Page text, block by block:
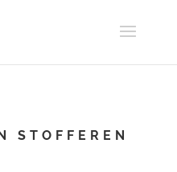
STOFFEREN